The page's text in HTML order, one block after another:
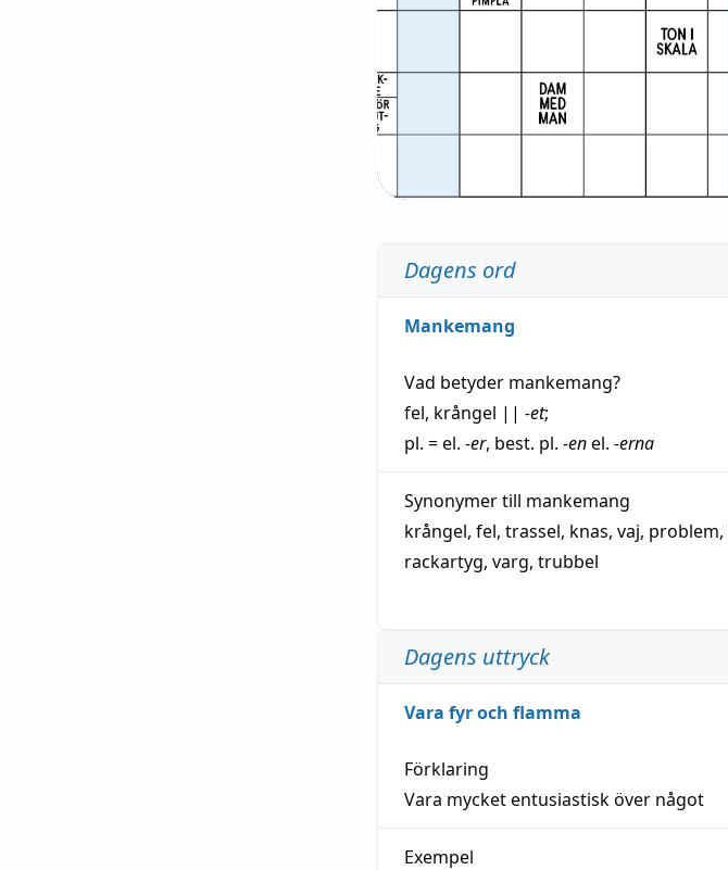
Dagens ord
Mankemang
Vad betyder mankemang?
fel, krångel || -et;
pl. = el. -er, best. pl. -enel. -erna
Synonymer till mankemang
krångel, fel, trassel, knas, vaj, problem,
rackartyg, varg, trubbel
Dagens uttryck
Vara fyr och flamma
Förklaring
Vara mycket entusiastisk över något
Exempel